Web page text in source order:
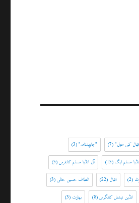
کی منزل"(7) "جاویدنامہ"(3)
مسلم لیگ(15) آل انڈیا مسلم کانفرس(5)
(2) اقبال(22) الطاف حسین حالی(3)
انڈین نیشنل کانگرس(8) بھارت(3)